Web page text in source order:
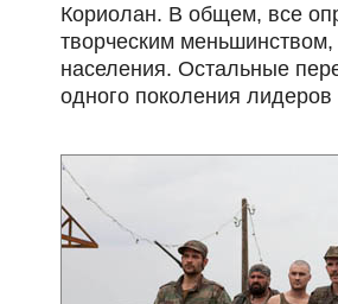
Кориолан. В общем, все
творческим
населения. Остальные
одного поколения лидеров